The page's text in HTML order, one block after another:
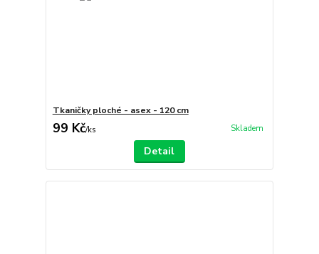
Tkaničky ploché - asex - 120 cm
99 Kč/ks Skladem
Detail